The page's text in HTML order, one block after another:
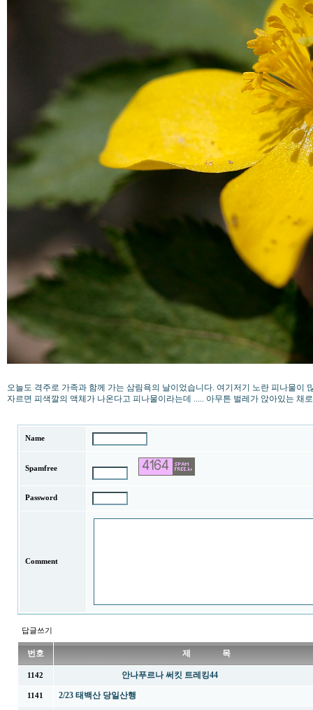
오늘도 격주로 가족과 함께 가는 삼림욕의 날이었습니다. 여기저기 노란 피나물이
자르면 피색깔의 액체가 나온다고 피나물이라는데 ..... 아무튼 벌레가 앉아있는 채
Name
Spamfree
Password
Comment
답글쓰기
번호 제 목
1142 안나푸르나 써킷 트레킹44
1141 2/23 태백산 당일산행